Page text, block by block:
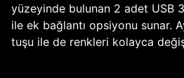
yüzeyinde bulunan 2 adet USB
ile ek bağlantı opsiyonu sunar.
tuşu ile de renkleri kolayca